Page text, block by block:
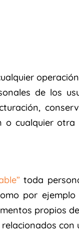
de los
o cualquier
toda
por
propios